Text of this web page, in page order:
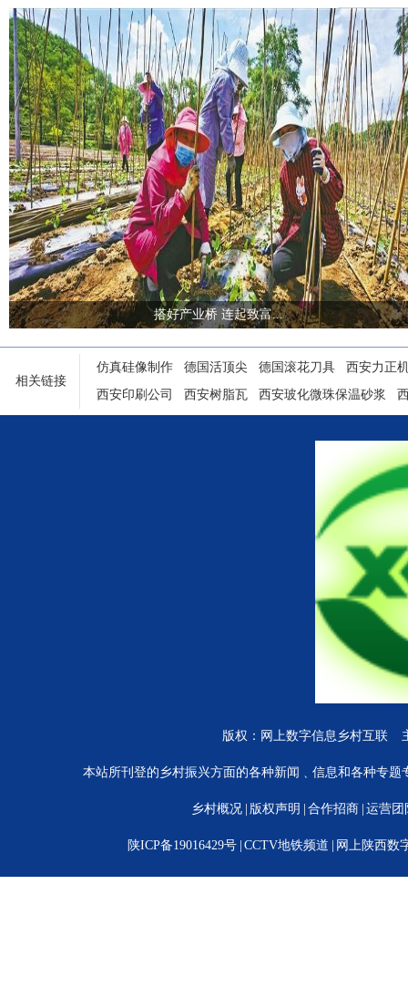
搭好产业桥 连起致富...
相关链接
仿真硅像制作 德国活顶尖 德国滚花刀具
西安力正
西安印刷公司
西安树脂瓦 西安玻化微珠保温砂浆
版权：网上数字信息乡村互联
本站所刊登的乡村振兴方面的各种新闻﹑信息和各种专
乡村概况 版权声明 |合作招商 |运营团
陕ICP备19016429号 |CCTV地铁频道 网上陕西数